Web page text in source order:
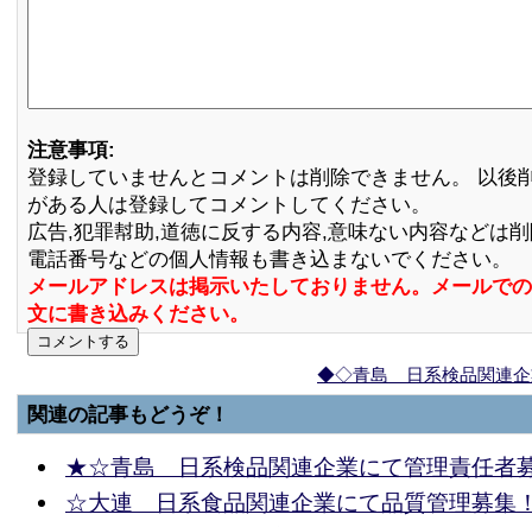
注意事項:
登録していませんとコメントは削除できません。 以後
がある人は登録してコメントしてください。
広告,犯罪幇助,道徳に反する内容,意味ない内容などは
電話番号などの個人情報も書き込まないでください。
メールアドレスは掲示いたしておりません。メールで
文に書き込みください。
◆◇青島 日系検品関連
関連の記事もどうぞ！
★☆青島 日系検品関連企業にて管理責任
☆大連 日系食品関連企業にて品質管理募集